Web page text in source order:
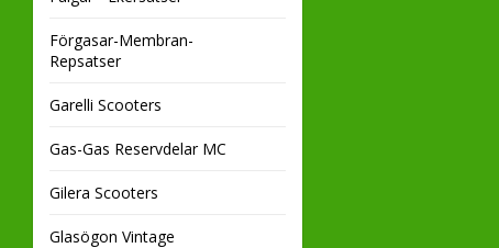
Förgasar-Membran-
Repsatser
Garelli Scooters
Gas-Gas Reservdelar MC
Gilera Scooters
Glasögon Vintage